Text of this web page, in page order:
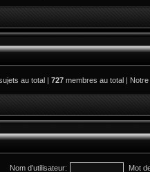
au total | 727 membres au total |
Nom d’utilisateur: Mot